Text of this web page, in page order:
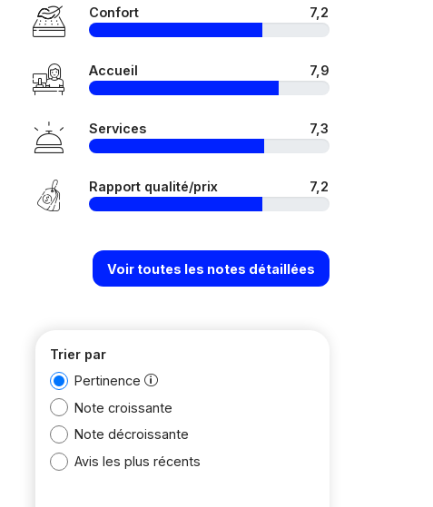
Confort 7,2
Accueil 7,9
Services 7,3
Rapport qualité/prix 7,2
Voir toutes les notes détaillées
Trier par
Pertinence
Note croissante
Note décroissante
Avis les plus récents